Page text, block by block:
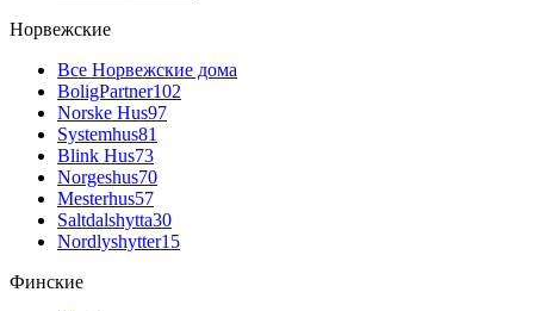
Норвежские
Все Норвежские дома
BoligPartner102
Norske Hus97
Systemhus81
Blink Hus73
Norgeshus70
Mesterhus57
Saltdalshytta30
Nordlyshytter15
Финские